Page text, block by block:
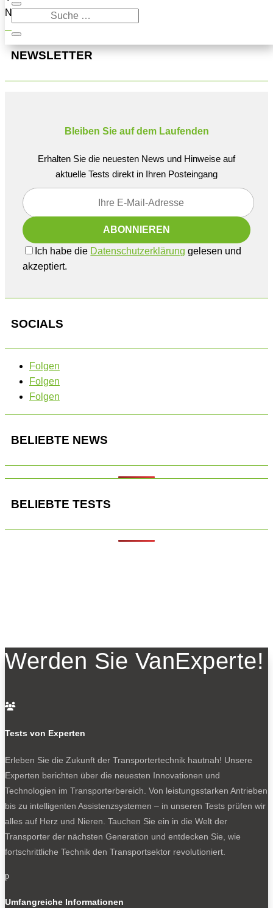
Navigation oben, um den Beitrag zu finden.
NEWSLETTER
Bleiben Sie auf dem Laufenden
Erhalten Sie die neuesten News und Hinweise auf
aktuelle Tests direkt in Ihren Posteingang
Ich habe die Datenschutzerklärung gelesen und
akzeptiert.
SOCIALS
Folgen
Folgen
Folgen
BELIEBTE NEWS
BELIEBTE TESTS
Werden Sie VanExperte!

Tests von Experten
Erleben Sie die Zukunft der Transportertechnik hautnah! Unsere
Experten berichten über die neuesten Innovationen und
Technologien im Transporterbereich. Von leistungsstarken Antrieben
bis zu intelligenten Assistenzsystemen – in unseren Tests prüfen wir
alles auf Herz und Nieren. Tauchen Sie ein in die Welt der
Transporter der nächsten Generation und entdecken Sie, wie
fortschrittliche Technik den Transportsektor revolutioniert.
p
Umfangreiche Informationen